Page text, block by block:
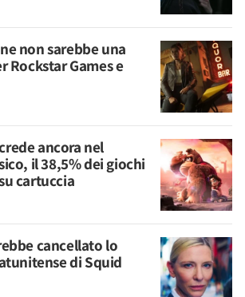
non sarebbe una
Rockstar Games e
ancora nel
il 38,5% dei giochi
cartuccia
cancellato lo
di Squid